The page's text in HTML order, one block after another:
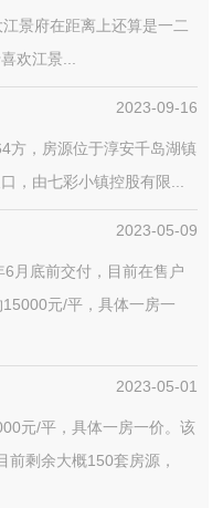
景府在距离上还算是一二
欢江景...
2023-09-16
方，房源位于淳安千岛湖镇
，由七彩小镇控股有限...
2023-05-09
月底前交付，目前在售户
元/平，具体一房一
2023-05-01
元/平，具体一房一价。该
剩余大概150套房源，